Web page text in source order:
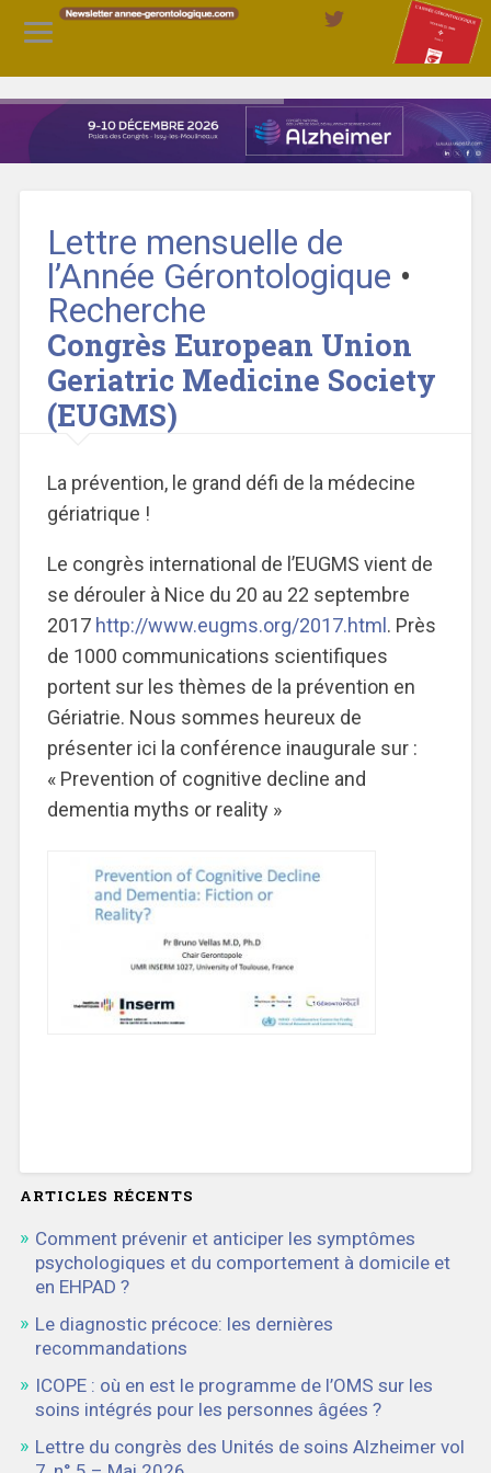
Lettre mensuelle de
l’Année Gérontologique •
Recherche
Congrès European Union
Geriatric Medicine Society
(EUGMS)
La prévention, le grand défi de la médecine
gériatrique !
Le congrès international de l’EUGMS vient de
se dérouler à Nice du 20 au 22 septembre
2017http://www.eugms.org/2017.html . Près
de 1000 communications scientifiques
portent sur les thèmes de la prévention en
Gériatrie. Nous sommes heureux de
présenter ici la conférence inaugurale sur :
« Prevention of cognitive decline and
dementia myths or reality »
ARTICLES RÉCENTS
Comment prévenir et anticiper les symptômes
psychologiques et du comportement à domicile et
en EHPAD ?
Le diagnostic précoce: les dernières
recommandations
ICOPE : où en est le programme de l’OMS sur les
soins intégrés pour les personnes âgées ?
Lettre du congrès des Unités de soins Alzheimer vol